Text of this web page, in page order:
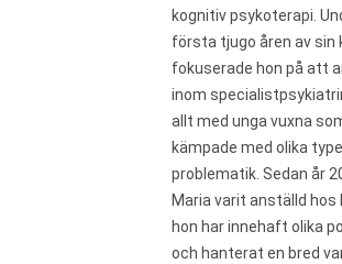
kognitiv psykoterapi.
första tjugo åren av sin
fokuserade hon på att
inom
allt med unga vuxna
kämpade med olika
problematik. Sedan år
Maria varit anställd hos
hon har innehaft olika
och hanterat en bred